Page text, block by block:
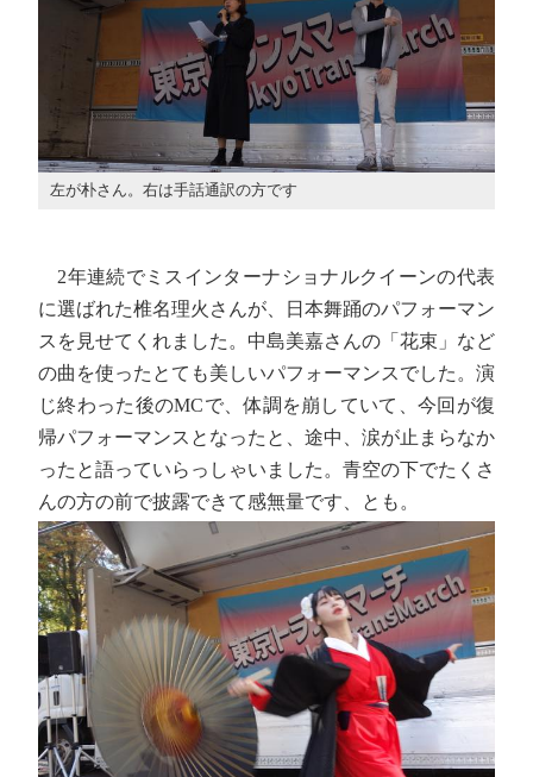
左が朴さん。右は手話通訳の方です
2年連続でミスインターナショナルクイーンの代表
に選ばれた椎名理火さんが、日本舞踊のパフォーマン
スを見せてくれました。中島美嘉さんの「花束」など
の曲を使ったとても美しいパフォーマンスでした。演
じ終わった後のMCで、体調を崩していて、今回が復
帰パフォーマンスとなったと、途中、涙が止まらなか
ったと語っていらっしゃいました。青空の下でたくさ
んの方の前で披露できて感無量です、とも。